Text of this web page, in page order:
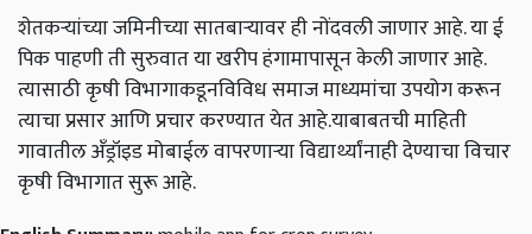
शेतकऱ्यांच्या जमिनीच्या सातबार्‍यावर ही नोंदवली जाणार आहे. या ई
पिक पाहणी ती सुरुवात या खरीप हंगामापासून केली जाणार आहे.
त्यासाठी कृषी विभागाकडूनविविध समाज माध्यमांचा उपयोग करून
त्याचा प्रसार आणि प्रचार करण्यात येत आहे.याबाबतची माहिती
गावातील अँड्रॉइड मोबाईल वापरणाऱ्या विद्यार्थ्यांनाही देण्याचा विचार
कृषी विभागात सुरू आहे.